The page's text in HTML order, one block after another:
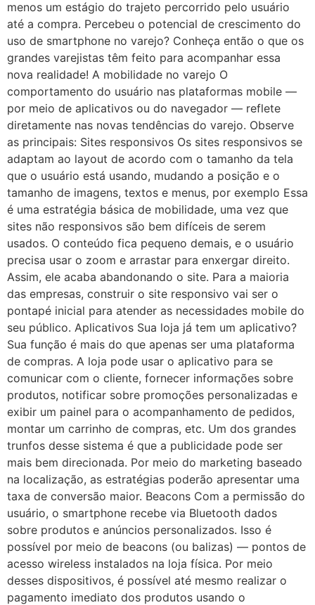
menos um estágio do trajeto percorrido pelo usuário
até a compra. Percebeu o potencial de crescimento do
uso de smartphone no varejo? Conheça então o que os
grandes varejistas têm feito para acompanhar essa
nova realidade! A mobilidade no varejo O
comportamento do usuário nas plataformas mobile —
por meio de aplicativos ou do navegador — reflete
diretamente nas novas tendências do varejo. Observe
as principais: Sites responsivos Os sites responsivos se
adaptam ao layout de acordo com o tamanho da tela
que o usuário está usando, mudando a posição e o
tamanho de imagens, textos e menus, por exemplo Essa
é uma estratégia básica de mobilidade, uma vez que
sites não responsivos são bem difíceis de serem
usados. O conteúdo fica pequeno demais, e o usuário
precisa usar o zoom e arrastar para enxergar direito.
Assim, ele acaba abandonando o site. Para a maioria
das empresas, construir o site responsivo vai ser o
pontapé inicial para atender as necessidades mobile do
seu público. Aplicativos Sua loja já tem um aplicativo?
Sua função é mais do que apenas ser uma plataforma
de compras. A loja pode usar o aplicativo para se
comunicar com o cliente, fornecer informações sobre
produtos, notificar sobre promoções personalizadas e
exibir um painel para o acompanhamento de pedidos,
montar um carrinho de compras, etc. Um dos grandes
trunfos desse sistema é que a publicidade pode ser
mais bem direcionada. Por meio do marketing baseado
na localização, as estratégias poderão apresentar uma
taxa de conversão maior. Beacons Com a permissão do
usuário, o smartphone recebe via Bluetooth dados
sobre produtos e anúncios personalizados. Isso é
possível por meio de beacons (ou balizas) — pontos de
acesso wireless instalados na loja física. Por meio
desses dispositivos, é possível até mesmo realizar o
pagamento imediato dos produtos usando o